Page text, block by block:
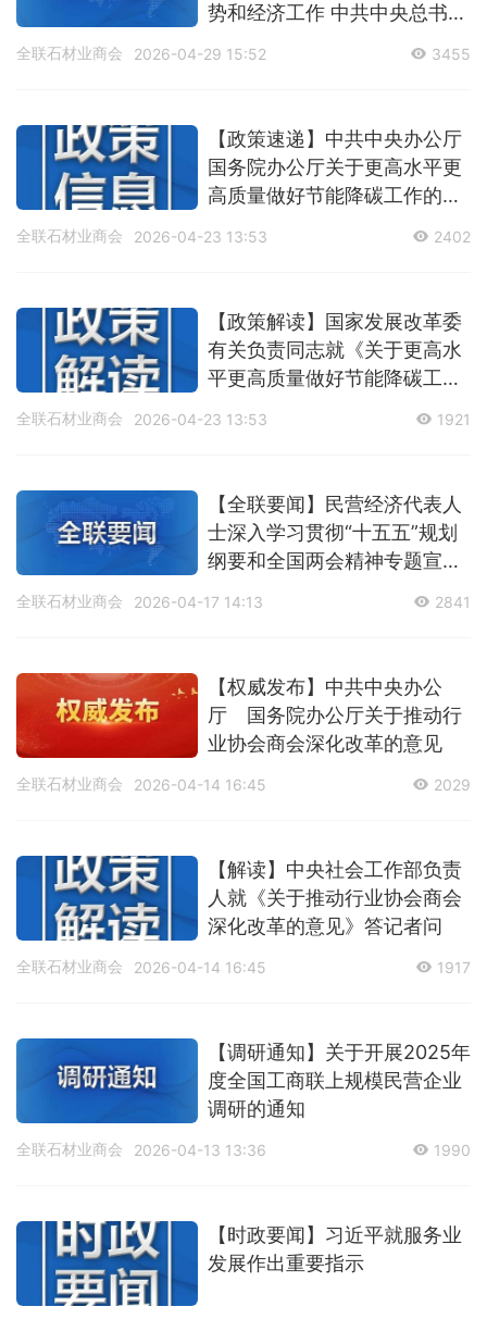
势和经济工作 中共中央总书记
全联石材业商会 2026-04-29 15:52 3455
【政策速递】中共中央办公厅
国务院办公厅关于更高水平更
高质量做好节能降碳工作的意
全联石材业商会 2026-04-23 13:53 2402
【政策解读】国家发展改革委
有关负责同志就《关于更高水
平更高质量做好节能降碳工作
全联石材业商会 2026-04-23 13:53 1921
【全联要闻】民营经济代表人
士深入学习贯彻“十五五”规划
纲要和全国两会精神专题宣讲
全联石材业商会 2026-04-17 14:13 2841
【权威发布】中共中央办公
厅 国务院办公厅关于推动行
业协会商会深化改革的意见
全联石材业商会 2026-04-14 16:45 2029
【解读】中央社会工作部负责
人就《关于推动行业协会商会
深化改革的意见》答记者问
全联石材业商会 2026-04-14 16:45 1917
【调研通知】关于开展2025年
度全国工商联上规模民营企业
调研的通知
全联石材业商会 2026-04-13 13:36 1990
【时政要闻】习近平就服务业
发展作出重要指示